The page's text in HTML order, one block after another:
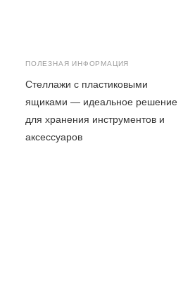
ПОЛЕЗНАЯ ИНФОРМАЦИЯ
Стеллажи с пластиковыми
ящиками — идеальное решение
для хранения инструментов и
аксессуаров